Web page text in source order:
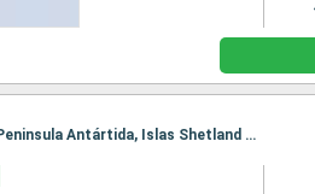
Itinerario : Puerto Williams, Paso de Drake, Antarctic Sound, Peninsula Antártida, Islas Shetland del Sur, Puerto Williams, Paso de Drake, Antarctic Sound, Peninsula Antártida, Islas Shetland del Sur, Paso de Drake, Puerto Williams